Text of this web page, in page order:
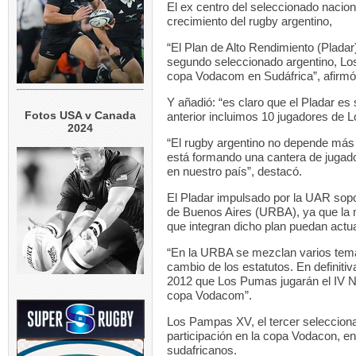
Fotos USA v Canada
2024
El ex centro del seleccionado
crecimiento del rugby argentino,
“El Plan de Alto Rendimiento
segundo seleccionado argentino,
copa Vodacom en Sudáfrica”,
Y añadió: “es claro que el Pladar
anterior incluimos 10 jugadores de
“El rugby argentino no depende
está formando una cantera de
en nuestro país”, destacó.
El Pladar impulsado por la UAR
de Buenos Aires (URBA), ya que
que integran dicho plan puedan
“En la URBA se mezclan varios
cambio de los estatutos. En
2012 que Los Pumas jugarán el IV
copa Vodacom”.
Los Pampas XV, el tercer
participación en la copa Vodacon,
sudafricanos.